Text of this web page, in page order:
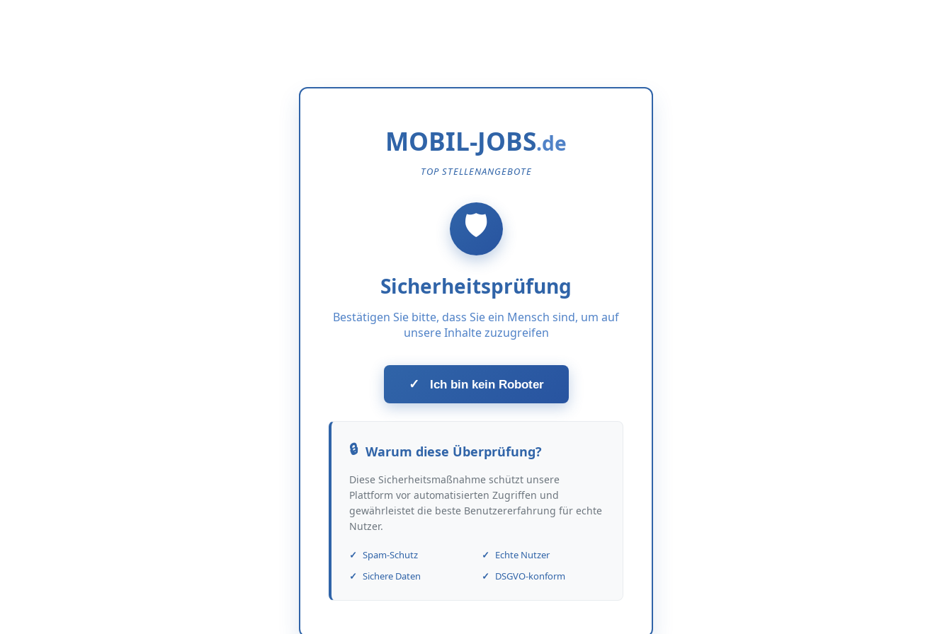
MOBIL-JOBS
TOP STELLENANGEBOTE
Sicherheitsprüfung
Bestätigen Sie bitte, dass Sie ein Mensch sind, um auf
unsere Inhalte zuzugreifen
✓ Ich bin kein Roboter
Warum diese Überprüfung?
Diese Sicherheitsmaßnahme schützt unsere
Plattform vor automatisierten Zugriffen und
gewährleistet die beste Benutzererfahrung für echte
Nutzer.
Spam-Schutz
Echte Nutzer
Sichere Daten
DSGVO-konform